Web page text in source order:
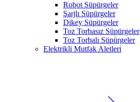
Robot Süpürgeler
Şarjlı Süpürgeler
Dikey Süpürgeler
Toz Torbasız Süpürgeler
Toz Torbalı Süpürgeler
Elektrikli Mutfak Aletleri